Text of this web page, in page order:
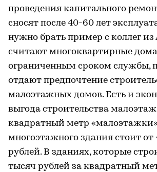
проведения капитального
сносят после 40-60 лет
нужно брать пример с коллег из
считают многоквартирные
ограниченным сроком службы,
отдают предпочтение
малоэтажных домов. Есть и
выгода строительства
квадратный метр
многоэтажного здания стоит от
рублей. В зданиях, которые
тысяч рублей за квадратный